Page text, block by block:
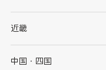
秋田県
群馬県
千葉県
新潟県
石川県
近畿
大阪府
中国・四国